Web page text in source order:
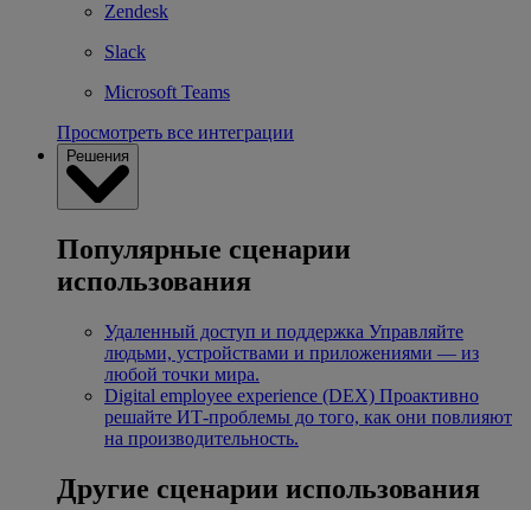
Zendesk
Slack
Microsoft Teams
Просмотреть все интеграции
Решения
Популярные сценарии
использования
Удаленный доступ и поддержка Управляйте
людьми, устройствами и приложениями — из
любой точки мира.
Digital employee experience (DEX) Проактивно
решайте ИТ-проблемы до того, как они повлияют
на производительность.
Другие сценарии использования